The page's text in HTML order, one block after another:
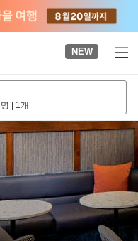
NEW
| 1개